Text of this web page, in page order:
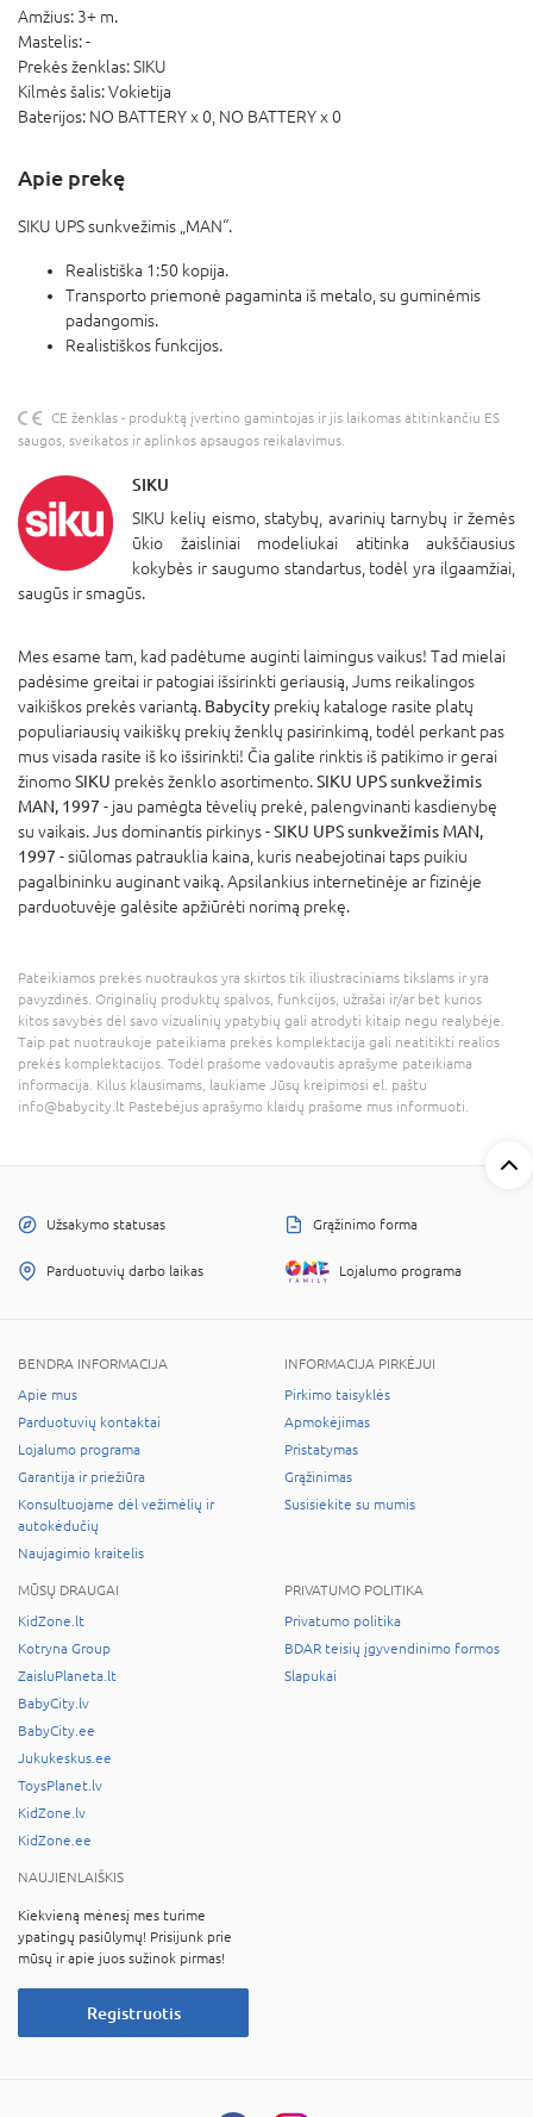
Amžius: 3+ m.
Mastelis:-
Prekės ženklas:SIKU
Kilmės šalis:Vokietija
Baterijos: NO BATTERY x 0, NO BATTERY x 0
Apie prekę
SIKU UPS sunkvežimis „MAN“.
Realistiška 1:50 kopija.
Transporto priemonė pagaminta iš metalo, su guminėmis
padangomis.
Realistiškos funkcijos.
CE ženklas - produktą įvertino gamintojas ir jis laikomas atitinkančiu ES
saugos, sveikatos ir aplinkos apsaugos reikalavimus.
SIKU
SIKU kelių eismo, statybų, avarinių tarnybų ir žemės
ūkio žaisliniai modeliukai atitinka aukščiausius
kokybės ir saugumo standartus, todėl yra ilgaamžiai,
saugūs ir smagūs.
Mes esame tam, kad padėtume auginti laimingus vaikus! Tad mielai
padėsime greitai ir patogiai išsirinkti geriausią, Jums reikalingos
vaikiškos prekės variantą. Babycity prekių kataloge rasite platų
populiariausių vaikiškų prekių ženklų pasirinkimą, todėl perkant pas
mus visada rasite iš ko išsirinkti! Čia galite rinktis iš patikimo ir gerai
žinomoSIKU prekės ženklo asortimento.SIKU UPS sunkvežimis
MAN, 1997 - jau pamėgta tėvelių prekė, palengvinanti kasdienybę
su vaikais. Jus dominantis pirkinys -SIKU UPS sunkvežimis MAN,
1997 - siūlomas patrauklia kaina, kuris neabejotinai taps puikiu
pagalbininku auginant vaiką. Apsilankius internetinėje ar fizinėje
parduotuvėje galėsite apžiūrėti norimą prekę.
Pateikiamos prekės nuotraukos yra skirtos tik iliustraciniams tikslams ir yra
pavyzdinės. Originalių produktų spalvos, funkcijos, užrašai ir/ar bet kurios
kitos savybės dėl savo vizualinių ypatybių gali atrodyti kitaip negu realybėje.
Taip pat nuotraukoje pateikiama prekės komplektacija gali neatitikti realios
prekės komplektacijos. Todėl prašome vadovautis aprašyme pateikiama
informacija. Kilus klausimams, laukiame Jūsų kreipimosi el. paštu
info@babycity.lt Pastebėjus aprašymo klaidų prašome mus informuoti.
Užsakymo statusas Grąžinimo forma
Parduotuvių darbo laikas Lojalumo programa
BENDRA INFORMACIJA
Apie mus
Parduotuvių kontaktai
Lojalumo programa
Garantija ir priežiūra
Konsultuojame dėl vežimėlių ir
autokėdučių
Naujagimio kraitelis
INFORMACIJA PIRKĖJUI
Pirkimo taisyklės
Apmokėjimas
Pristatymas
Grąžinimas
Susisiekite su mumis
MŪSŲ DRAUGAI
KidZone.lt
Kotryna Group
ZaisluPlaneta.lt
BabyCity.lv
BabyCity.ee
Jukukeskus.ee
ToysPlanet.lv
KidZone.lv
KidZone.ee
PRIVATUMO POLITIKA
Privatumo politika
BDAR teisių įgyvendinimo formos
Slapukai
NAUJIENLAIŠKIS
Kiekvieną mėnesį mes turime
ypatingų pasiūlymų! Prisijunk prie
mūsų ir apie juos sužinok pirmas!
Registruotis